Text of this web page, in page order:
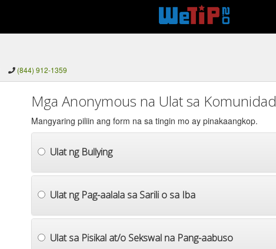
(844) 912-1359
Mga Anonymous na Ulat sa Komunidad
Mangyaring piliin ang form na sa tingin mo ay pinakaangkop.
Ulat ng Bullying
Ulat ng Pag-aalala sa Sarili o sa Iba
Ulat sa Pisikal at/o Sekswal na Pang-aabuso